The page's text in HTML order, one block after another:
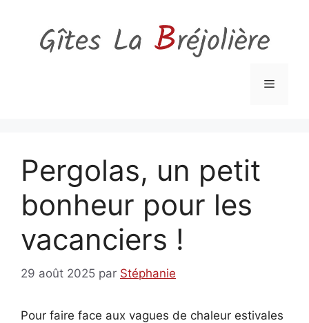
contenu
Menu
Pergolas, un petit
bonheur pour les
vacanciers !
29 août 2025 par Stéphanie
Pour faire face aux vagues de chaleur estivales